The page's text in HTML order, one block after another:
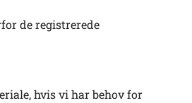
de registrerede
hvis vi har behov for